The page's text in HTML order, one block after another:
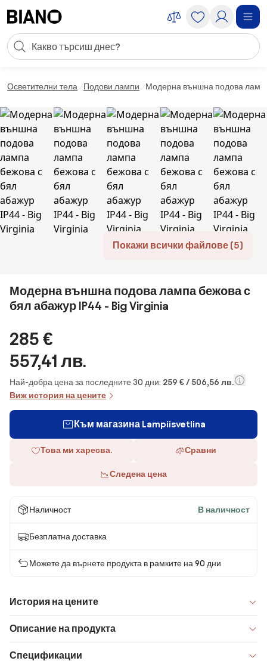
Търсене
Осветителни тела Подови лампи Модерна външна подова
Покажи всички файлове (5)
Модерна външна подова лампа бежова с
бял абажур IP44 - Big Virginia
285 €
557,41 лв.
Най-добра цена за последните 30 дни: 259 € / 506,56 лв.
Виж история на цените
Към магазина Lampiisvetlina
Това ми харесва. Сравни
Следена цена
Наличност В наличност
Безплатна доставка
Можете да върнете продукта в рамките на 90 дни
История на цените
Описание на продукта
Спецификации